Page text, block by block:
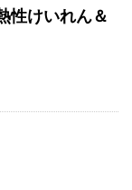
性けいれん＆